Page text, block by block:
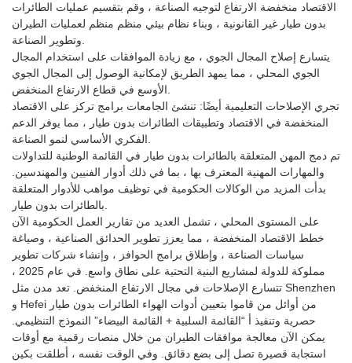
الاقتصاد منخفضة الارتفاع لتوجيه الصناعة ، وقم بتقسيم عمليات الطائرات
بدون طيار غير القانونية ، وبناء نظام بيئي منظم منظم لعمليات الطيران
وتطوير الصناعة.
يتسارع إصلاح المجال الجوي ، مع زيادة الموافقات على استخدام المجال
الجوي المحلي ، مما يمهد الطريق لإمكانية الوصول إلى المجال الجوي
الأوسع في قطاع الارتفاع المنخفض.
تجري الإصلاحات التعليمية أيضًا: تنشئ الجامعات برامج تركز على الاقتصاد
المنخفضة في الاقتصاد وتطبيقات الطائرات بدون طيار ، مما يوفر الدعم
الفكري الأساسي لنمو الصناعة.
تم دمج المهن المتعلقة بالطائرات بدون طيار في القائمة الوطنية للتداولات
والمهارات المهنية المعترف بها ، بما في ذلك أدوار الفنيين والمهندسين.
بدأت المزيد من الوكالات الحكومية في توظيف مواهب للأدوار المتعلقة
بالطائرات بدون طيار.
على المستوى المحلي ، تشمل العديد من تقارير العمل الحكومية الآن
خطط الاقتصاد المنخفضة ، مما يعزز تطوير الحدائق الصناعية ، وصياغة
سياسات الصناعة ، وإطلاق برامج الحوافز ، وإنشاء شركات تطوير
مملوكة للدولة لمشاريع البنية التحتية على نطاق واسع. في عام 2025 ،
تتسارع الإصلاحات في مجال الارتفاع المنخفض. تعد مدن مثل Shenzhen
و Hefei من أوائل من قاموا بتعيين أدوات الهواء الطائرات بدون طيار
حصرية وتنفيذ أ “القائمة السلبية + القائمة البيضاء” النموذج التنظيمي.
يمكن الآن معالجة موافقات الطيران من خلال منصات رقمية مع أوقات
استجابة قصيرة تصل إلى بضع دقائق. وفي الوقت نفسه ، أطلقت بكين